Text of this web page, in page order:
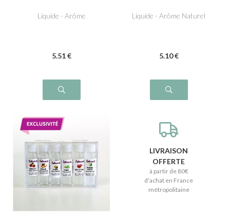
Liquide - Arôme
5.51 €
Liquide - Arôme Naturel
5.10 €
LIVRAISON
OFFERTE
à partir de 80€
d'achat en France
métropolitaine